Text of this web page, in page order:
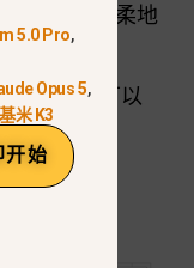
乱，并能轻柔地
个单词，可以
停下来解
5.0 Pro,
Opus 5,
基米 K3
始